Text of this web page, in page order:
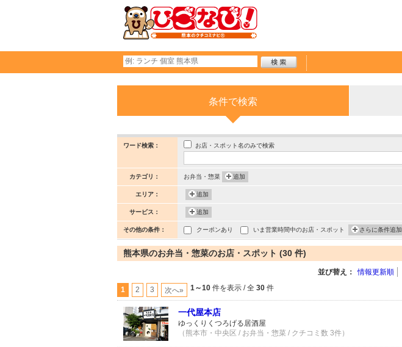
条件で検索
ワード検索： お店・スポット名のみで検索
カテゴリ： お弁当・惣菜 追加
エリア： 追加
サービス： 追加
その他の条件： クーポンあり いま営業時間中のお店・スポット さらに条件追加
熊本県のお弁当・惣菜のお店・スポット (30 件)
並び替え： 情報更新順
1 2 3 次へ» 1～10 件を表示 / 全 30 件
一代屋本店
ゆっくりくつろげる居酒屋
（熊本市・中央区 / お弁当・惣菜 / クチコミ数 3件）